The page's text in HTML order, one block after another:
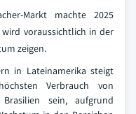
Markt machte 2025
voraussichtlich in der
zeigen.
in Lateinamerika steigt
Verbrauch von
sein, aufgrund